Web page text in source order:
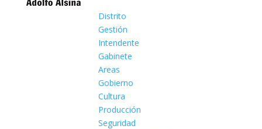
Distrito
Gestión
Intendente
Gabinete
Areas
Gobierno
Cultura
Producción
Seguridad